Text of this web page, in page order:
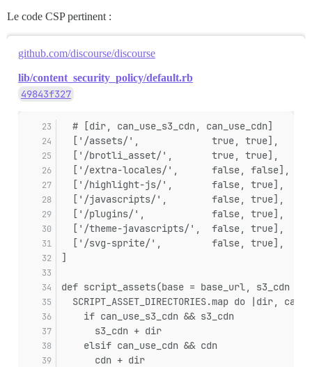
Le code CSP pertinent :
github.com/discourse/discourse
lib/content_security_policy/default.rb
49843f327
  # [dir, can_use_s3_cdn, can_use_cdn]
  ['/assets/',             true, true],
  ['/brotli_asset/',       true, true],
  ['/extra-locales/',      false, false],
  ['/highlight-js/',       false, true],
  ['/javascripts/',        false, true],
  ['/plugins/',            false, true],
  ['/theme-javascripts/',  false, true],
  ['/svg-sprite/',         false, true],
]
def script_assets(base = base_url, s3_cdn =
SCRIPT_ASSET_DIRECTORIES.map do |dir,
    if can_use_s3_cdn && s3_cdn
      s3_cdn + dir
    elsif can_use_cdn && cdn
      cdn + dir